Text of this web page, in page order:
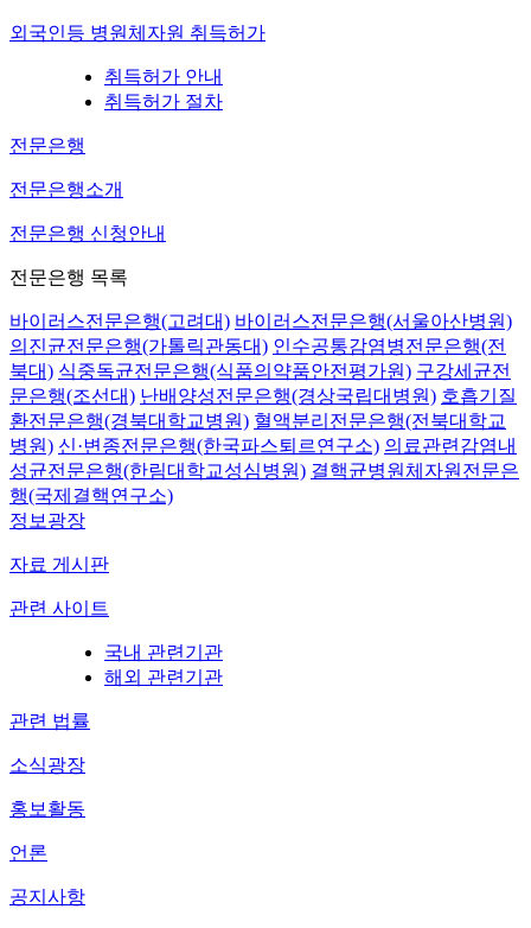
외국인등 병원체자원 취득허가
취득허가 안내
취득허가 절차
전문은행
전문은행소개
전문은행 신청안내
전문은행 목록
바이러스전문은행(고려대) 바이러스전문은행(서울아산병원)
의진균전문은행(가톨릭관동대) 인수공통감염병전문은행(전
북대) 식중독균전문은행(식품의약품안전평가원) 구강세균전
문은행(조선대) 난배양성전문은행(경상국립대병원) 호흡기질
환전문은행(경북대학교병원) 혈액분리전문은행(전북대학교
병원) 신·변종전문은행(한국파스퇴르연구소) 의료관련감염내
성균전문은행(한림대학교성심병원) 결핵균병원체자원전문은
행(국제결핵연구소)
정보광장
자료 게시판
관련 사이트
국내 관련기관
해외 관련기관
관련 법률
소식광장
홍보활동
언론
공지사항